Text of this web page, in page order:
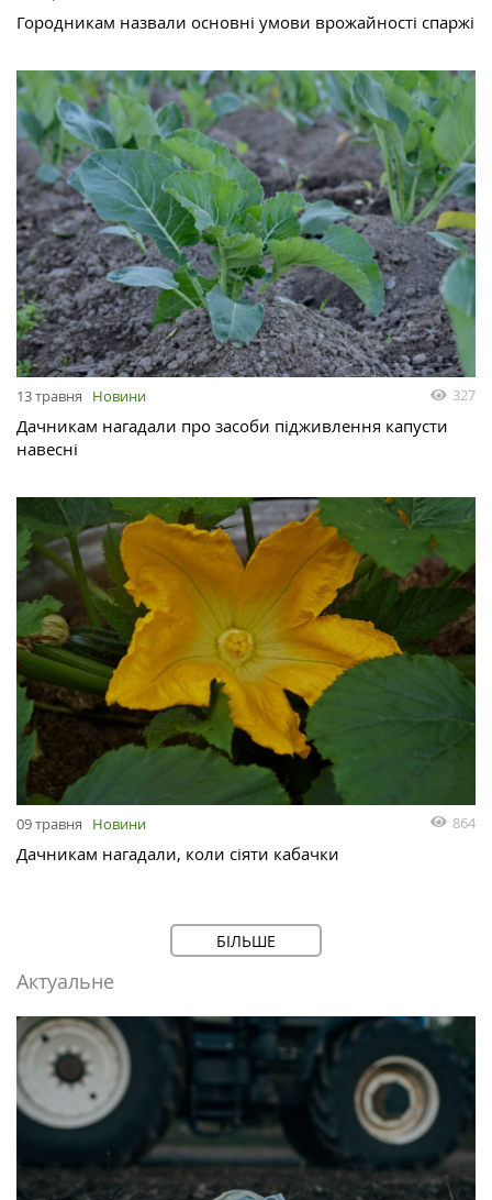
Городникам назвали основні умови врожайності спаржі
13 травня Новини 327
Дачникам нагадали про засоби підживлення капусти
навесні
09 травня Новини 864
Дачникам нагадали, коли сіяти кабачки
БІЛЬШЕ
Актуальне